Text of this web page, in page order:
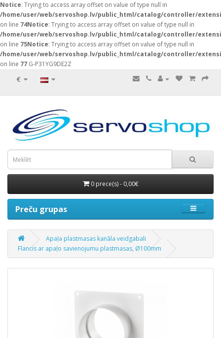
Notice: Trying to access array offset on value of type null in
/home/user/web/servoshop.lv/public_html/catalog/controller/
on line 74Notice: Trying to access array offset on value of type null in
/home/user/web/servoshop.lv/public_html/catalog/controller/
on line 75Notice: Trying to access array offset on value of type null in
/home/user/web/servoshop.lv/public_html/catalog/controller/
on line 77 G-P31YG9DE2Z
€
0 prece(s) - 0,00€
Preču grupas
Apaļa plastmasas kanāla veidgabali
Flancis ar apaļo savienojumu plastmasas, Ø100mm